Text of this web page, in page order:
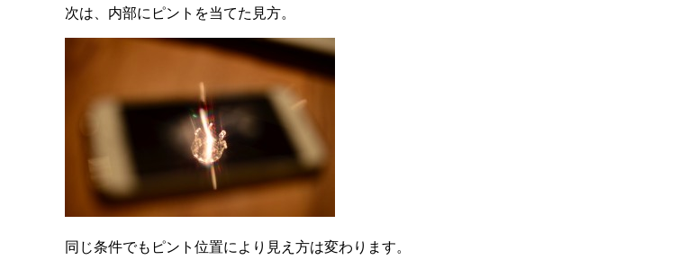
次は、内部にピントを当てた見方。
同じ条件でもピント位置により見え方は変わります。